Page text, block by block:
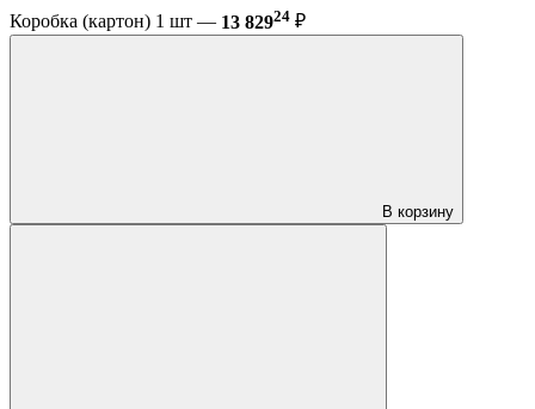
Коробка (картон) 1 шт — 13 82924 ₽
В корзину